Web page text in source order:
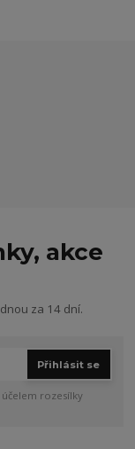
akce
za 14 dní.
Přihlásit se
účelem rozesílky